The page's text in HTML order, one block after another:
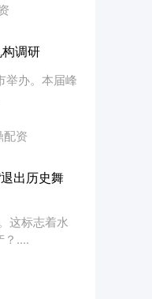
调研
举办。本届峰
配资
出历史舞
这标志着水
？....